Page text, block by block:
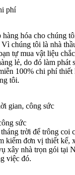
hàng hóa cho chúng
chúng tôi là nhà
tự mua vật liệu
lẻ, do đó làm phát
100% chi phí
tôi.
sức
trời để trông coi
kiếm đơn vị thiết kế,
xây nhà trọn gói tại
việc đó.